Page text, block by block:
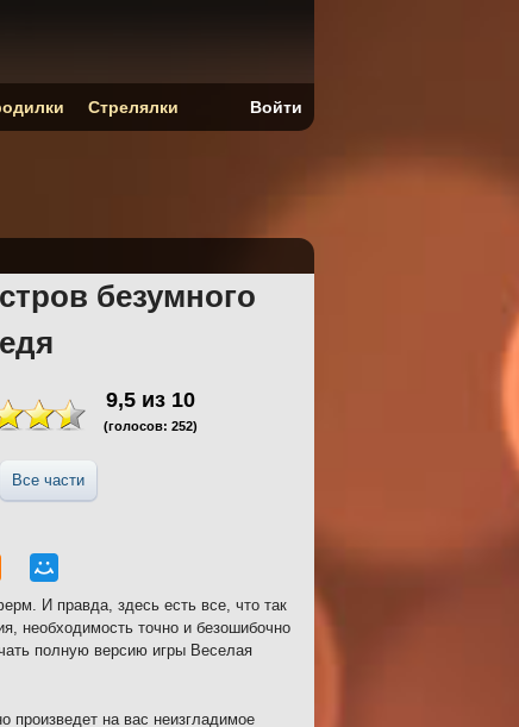
безумного
9,5 из 10
(голосов: 252)
Все части
И правда, здесь есть все, что так
необходимость точно и безошибочно
полную версию игры Веселая
произведет на вас неизгладимое
Стрелялки Войти